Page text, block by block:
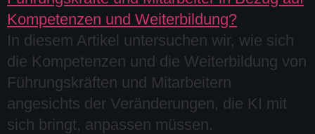
In diesem Artikel untersuchen wir, wie sich
die Kompetenzen und die Weiterbildung von
Führungskräften und Mitarbeitern
angesichts der Veränderungen, die KI mit
sich bringt, anpassen müssen.